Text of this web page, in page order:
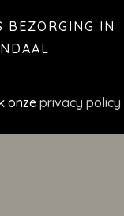
BEZORGING IN
onzeprivacy policy